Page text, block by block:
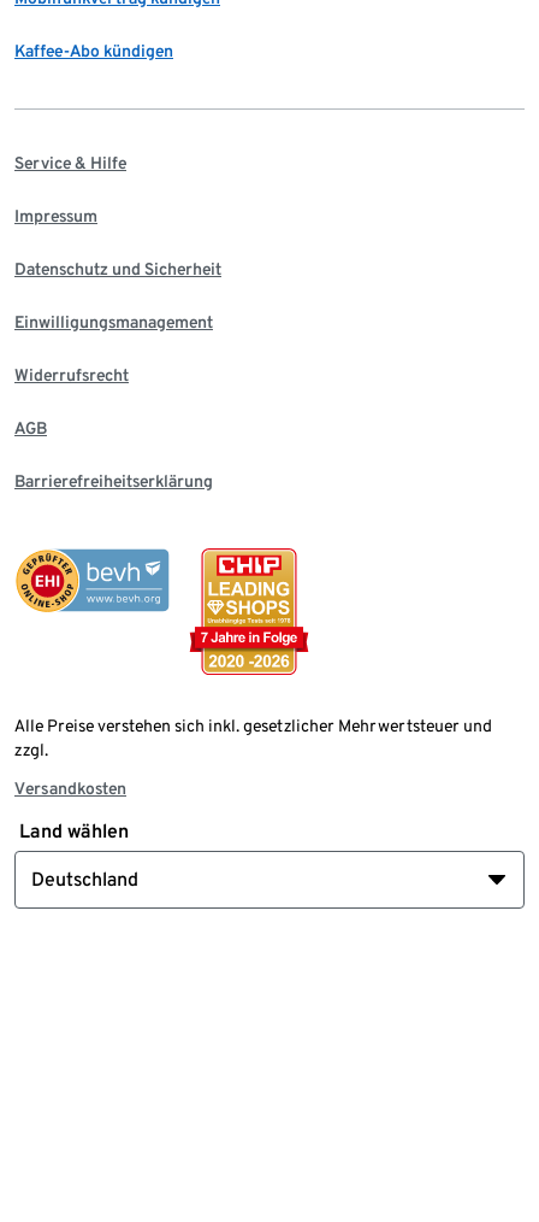
Kaffee-Abo kündigen
Service & Hilfe
Impressum
Datenschutz und Sicherheit
Einwilligungsmanagement
Widerrufsrecht
AGB
Barrierefreiheitserklärung
Alle Preise verstehen sich inkl. gesetzlicher Mehrwertsteuer und
zzgl.
Versandkosten
Land wählen
Deutschland